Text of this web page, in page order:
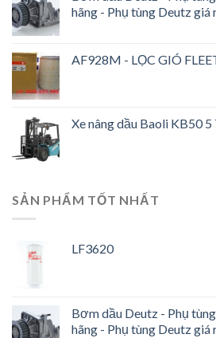
hãng - Phụ tùng Deutz giá
AF928M - LỌC GIÓ
Xe nâng dầu Baoli KB50 5
SẢN PHẨM TỐT NHẤT
LF3620
Bơm dầu Deutz - Phụ
hãng - Phụ tùng Deutz giá